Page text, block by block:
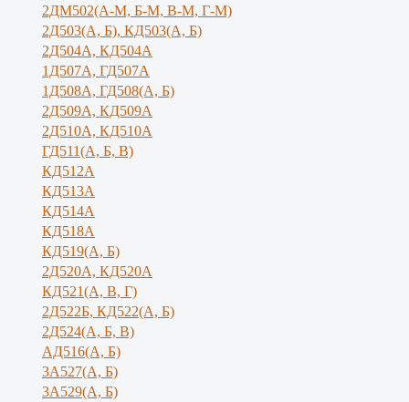
2ДМ502(А-М, Б-М, В-М, Г-М)
2Д503(А, Б), КД503(А, Б)
2Д504А, КД504А
1Д507А, ГД507А
1Д508А, ГД508(А, Б)
2Д509А, КД509А
2Д510А, КД510А
ГД511(А, Б, В)
КД512А
КД513А
КД514А
КД518А
КД519(А, Б)
2Д520А, КД520А
КД521(А, В, Г)
2Д522Б, КД522(А, Б)
2Д524(А, Б, В)
АД516(А, Б)
3А527(А, Б)
3А529(А, Б)